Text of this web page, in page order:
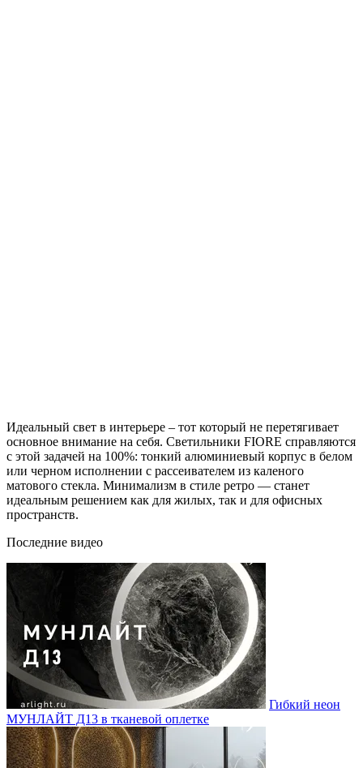
Идеальный свет в интерьере – тот который не перетягивает
основное внимание на себя. Светильники FIORE справляются
с этой задачей на 100%: тонкий алюминиевый корпус в белом
или черном исполнении с рассеивателем из каленого
матового стекла. Минимализм в стиле ретро — станет
идеальным решением как для жилых, так и для офисных
пространств.
Последние видео
Гибкий неон
МУНЛАЙТ Д13 в тканевой оплетке